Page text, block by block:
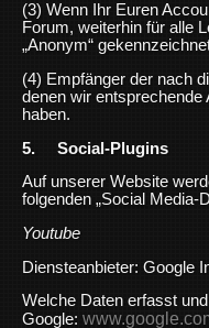
(3) Wenn Ihr Euren
Forum, weiterhin für alle
„Anonym“
(4) Empfänger der nach
denen wir
haben.
5. Social-Plugins
Auf unserer Website
folgenden „Social Media-
Youtube
Diensteanbieter: Google
Welche Daten erfasst
Google: